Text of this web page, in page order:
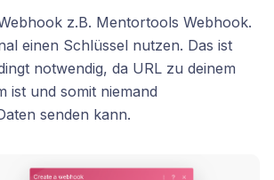
z.B. Mentortools Webhook.
einen Schlüssel nutzen. Das ist
notwendig, da URL zu deinem
ist und somit niemand
senden kann.